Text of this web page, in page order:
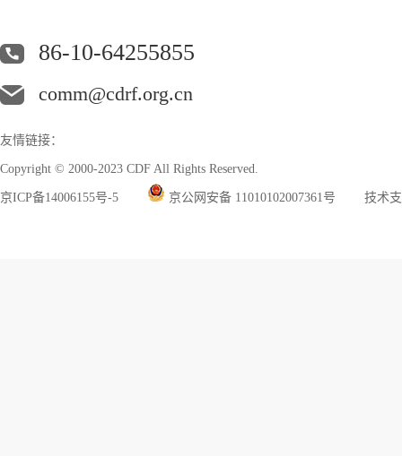
86-10-64255855
comm@cdrf.org.cn
友情链接：
Copyright © 2000-2023 CDF All Rights Reserved.
京ICP备14006155号-5 京公网安备 11010102007361号 技术